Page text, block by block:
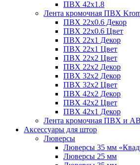
ПВХ 42х1.8
Лента кромочная ПВХ
ПВХ 22x0.6 Декор
ПВХ 22x0.6 Цвет
ПВХ 22x1 Декор
ПВХ 22x1 Цвет
ПВХ 22x2 Цвет
ПВХ 22x2 Декор
ПВХ 32x2 Декор
ПВХ 32x2 Цвет
ПВХ 42x2 Декор
ПВХ 42x2 Цвет
ПВХ 42x1 Декор
Лента кромочная ПВХ и
Аксессуары для штор
Люверсы
Люверсы 35 мм
Люверсы 25 мм